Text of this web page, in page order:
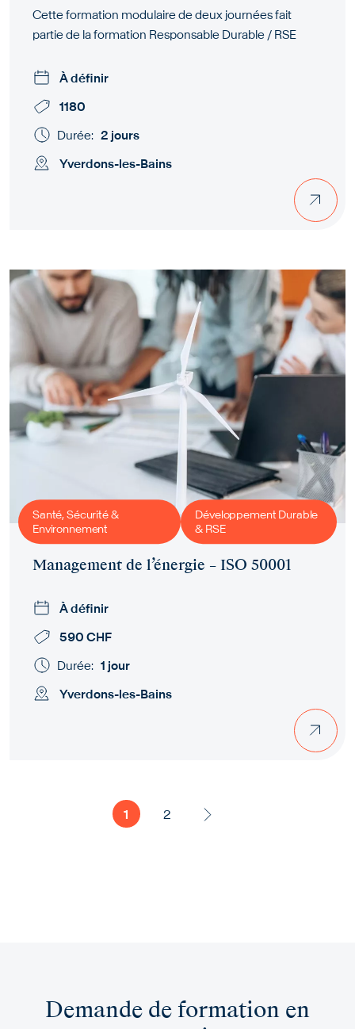
Cette formation modulaire de deux journées fait
partie de la formation Responsable Durable / RSE
À définir
1180
Durée: 2 jours
Yverdons-les-Bains
Santé, Sécurité &
Environnement
Développement Durable
& RSE
Management de l’énergie – ISO 50001
À définir
590 CHF
Durée: 1 jour
Yverdons-les-Bains
1 2
Demande de formation en